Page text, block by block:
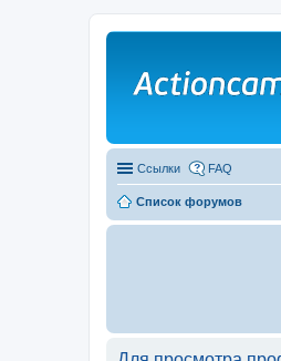
Ссылки FAQ
Список форумов